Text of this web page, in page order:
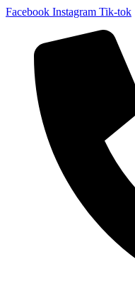
Facebook Instagram Tik-tok